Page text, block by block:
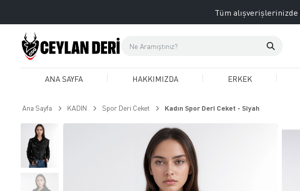
Tüm alışverişlerinizde
ANA SAYFA HAKKIMIZDA ERKEK
Ana Sayfa KADIN Spor Deri Ceket Kadın Spor Deri Ceket - Siyah